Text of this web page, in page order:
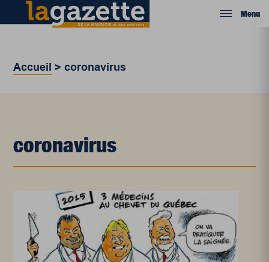
Menu
Accueil >coronavirus
coronavirus